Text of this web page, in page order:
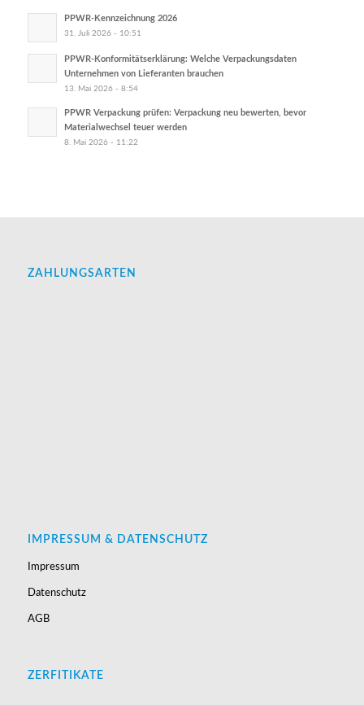
PPWR-Kennzeichnung 2026
31. Juli 2026 - 10:51
PPWR-Konformitätserklärung: Welche Verpackungsdaten
Unternehmen von Lieferanten brauchen
13. Mai 2026 - 8:54
PPWR Verpackung prüfen: Verpackung neu bewerten, bevor
Materialwechsel teuer werden
8. Mai 2026 - 11:22
ZAHLUNGSARTEN
IMPRESSUM & DATENSCHUTZ
Impressum
Datenschutz
AGB
ZERFITIKATE